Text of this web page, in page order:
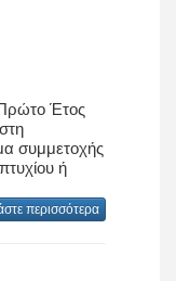
Πρώτο Έτος
συμμετοχής
ή
περισσότερα